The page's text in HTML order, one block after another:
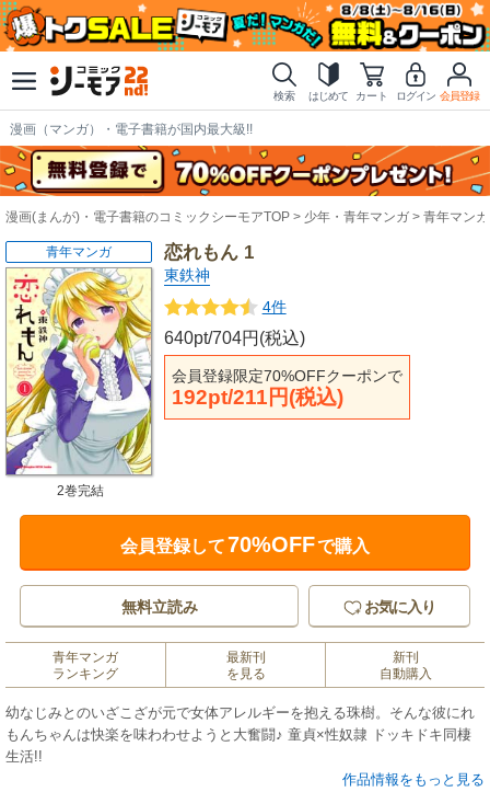
検索 はじめて カート ログイン 会員登録
漫画（マンガ）・電子書籍が国内最大級!!
漫画(まんが)・電子書籍のコミックシーモアTOP 少年・青年マンガ 青年マンガ
恋れもん 1
東鉄神
4件
640pt/704円(税込)
会員登録限定70%OFFクーポンで
192pt/211円(税込)
青年マンガ
2巻完結
会員登録して70%OFFで購入
無料立読み お気に入り
青年マンガ
ランキング
最新刊
を見る
新刊
自動購入
幼なじみとのいざこざが元で女体アレルギーを抱える珠樹。そんな彼にれ
もんちゃんは快楽を味わわせようと大奮闘♪ 童貞×性奴隷 ドッキドキ同棲
生活!!
作品情報をもっと見る